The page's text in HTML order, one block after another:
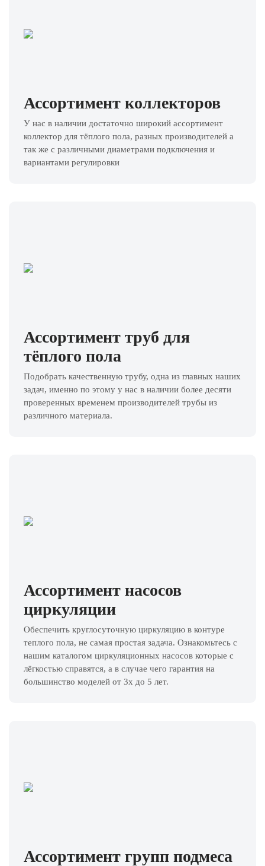
Ассортимент коллекторов
У нас в наличии достаточно широкий ассортимент
коллектор для тёплого пола, разных производителей а
так же с различными диаметрами подключения и
вариантами регулировки
Ассортимент труб для
тёплого пола
Подобрать качественную трубу, одна из главных наших
задач, именно по этому у нас в наличии более десяти
проверенных временем производителей трубы из
различного материала.
Ассортимент насосов
циркуляции
Обеспечить круглосуточную циркуляцию в контуре
теплого пола, не самая простая задача. Ознакомьтесь с
нашим каталогом циркуляционных насосов которые с
лёгкостью справятся, а в случае чего гарантия на
большинство моделей от 3х до 5 лет.
Ассортимент групп подмеса